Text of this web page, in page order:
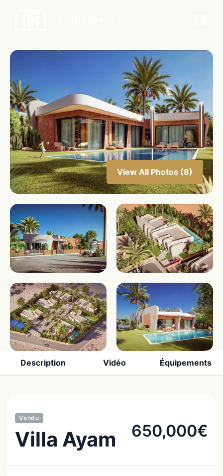
View All Photos (8)
Description Vidéo Équipements
Vendu
Villa Ayam 650,000€